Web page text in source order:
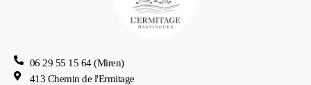
06 29 55 15 64 (Miren)
413 Chemin de l'Ermitage